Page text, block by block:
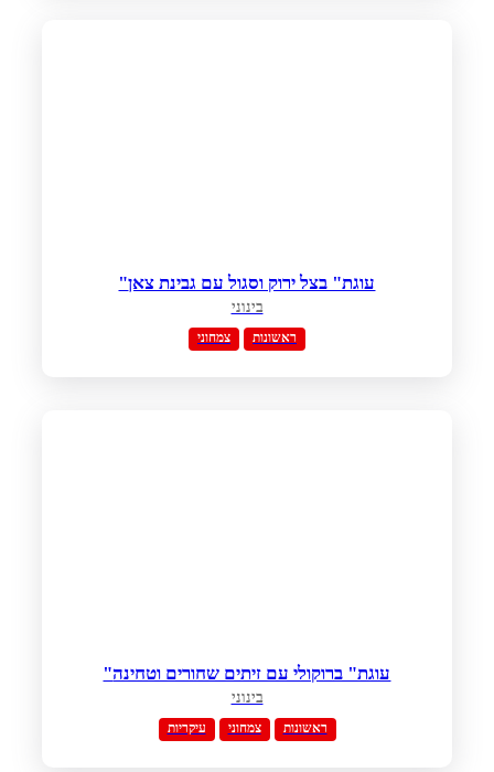
"עוגת" בצל ירוק וסגול עם גבינת צאן
בינוני
צמחוני ראשונות
"עוגת" ברוקולי עם זיתים שחורים וטחינה
בינוני
עיקריות צמחוני ראשונות